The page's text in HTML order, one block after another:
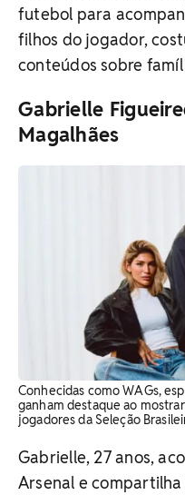
futebol para
filhos do jogador,
conteúdos sobre
Gabrielle
Magalhães
Conhecidas como WAGs,
ganham destaque ao
jogadores da Seleção
Gabrielle, 27 anos,
Arsenal e